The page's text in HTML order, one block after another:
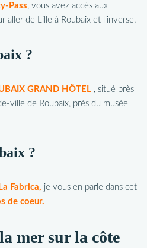
Pass, vous avez accès aux
aller de Lille à Roubaix et l’inverse.
?
GRAND HÔTEL , situé près
ville de Roubaix, près du musée
?
La Fabrica, je vous en parle dans cet
de coeur.
mer sur la côte